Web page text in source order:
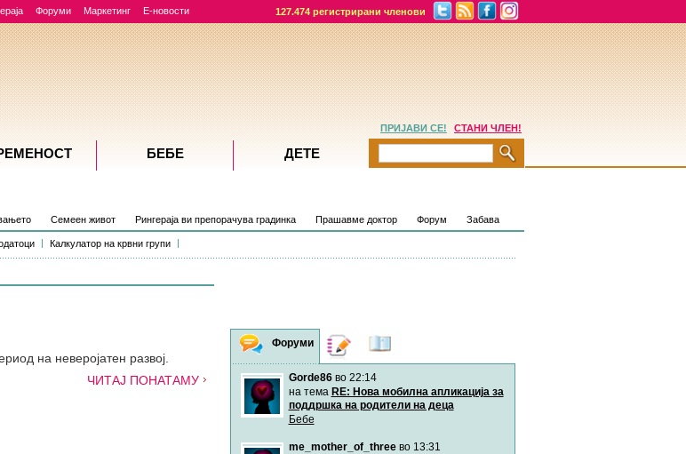
Форуми Маркетинг Е-новости 127.474 регистрирани членови
Калкулатор на крвни групи
Семеен живот Рингераја ви препорачува градинка Прашавме доктор Форум Забава
на неверојатен развој.
ЧИТАЈ ПОНАТАМУ
Форуми Дневници
Gorde86во 22:14
на тема RE: Нова мобилна апликација за
поддршка на родители на деца
Бебе
me_mother_of_threeво 13:31
ПРИЈАВИ СЕ! СТАНИ ЧЛЕН!
БЕБЕ ДЕТЕ